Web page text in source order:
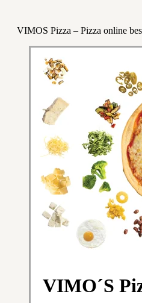
VIMOS Pizza – Pizza online
VIMO´S